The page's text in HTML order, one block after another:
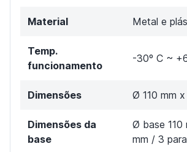
Material Metal e
Temp.
funcionamento
-30º C ~
Dimensões Ø 110 mm
Dimensões da
base
Ø base 110
mm / 3